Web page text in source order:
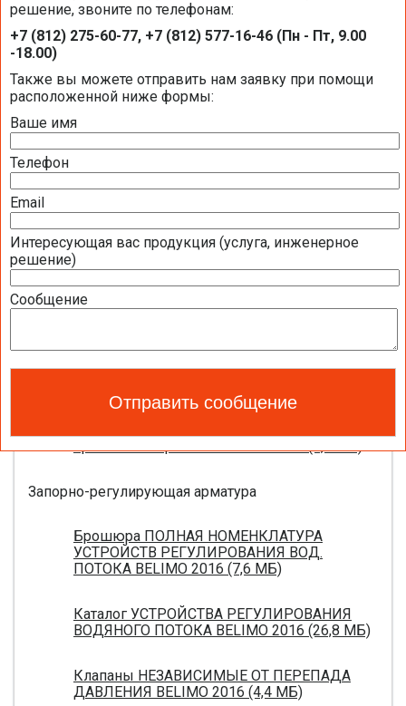
решение, звоните по телефонам:
+7 (812) 275-60-77, +7 (812) 577-16-46 (Пн - Пт, 9.00
-18.00)
Также вы можете отправить нам заявку при помощи
расположенной ниже формы:
Ваше имя
Телефон
Email
Интересующая вас продукция (услуга, инженерное
решение)
Сообщение
Каталоги и брошюры BELIMO
Общая информация BELIMO
Презентация компании BELIMO 2016 (2,51
МБ)
Полная номенклатура продукции BELIMO
Приводы для воздушных клапанов
Полный обзор электроприводов для систем
вентиляции 2016 (17,5 МБ)
Каталог ЭЛЕКТРОПРИВОДЫ ДЛЯ
ВОЗДУШНЫХ ЗАСЛОНОК BELIMO 2016 (18,2
противопожарных клапанов 2015 (0,8 МБ)
Запорно-регулирующая арматура
Брошюра ПОЛНАЯ НОМЕНКЛАТУРА
УСТРОЙСТВ РЕГУЛИРОВАНИЯ ВОД.
ПОТОКА BELIMO 2016 (7,6 МБ)
Каталог УСТРОЙСТВА РЕГУЛИРОВАНИЯ
ВОДЯНОГО ПОТОКА BELIMO 2016 (26,8 МБ)
Клапаны НЕЗАВИСИМЫЕ ОТ ПЕРЕПАДА
ДАВЛЕНИЯ BELIMO 2016 (4,4 МБ)